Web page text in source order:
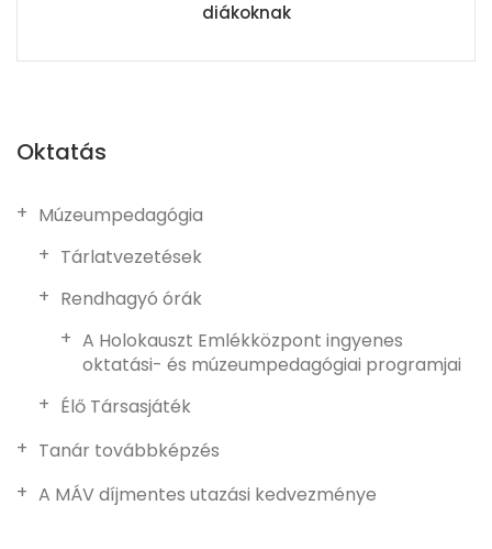
diákoknak
Oktatás
Múzeumpedagógia
Tárlatvezetések
Rendhagyó órák
A Holokauszt Emlékközpont ingyenes
oktatási- és múzeumpedagógiai programjai
Élő Társasjáték
Tanár továbbképzés
A MÁV díjmentes utazási kedvezménye